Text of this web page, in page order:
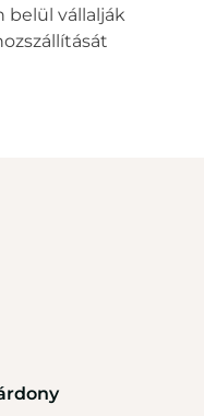
belül vállalják